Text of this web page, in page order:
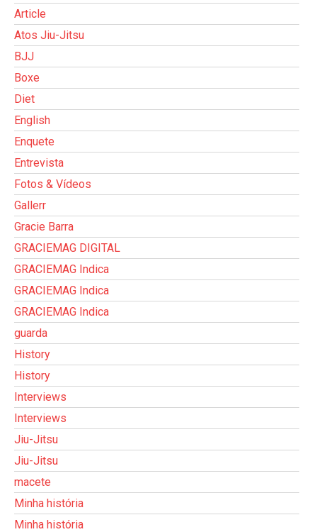
Article
Atos Jiu-Jitsu
BJJ
Boxe
Diet
English
Enquete
Entrevista
Fotos & Vídeos
Gallerr
Gracie Barra
GRACIEMAG DIGITAL
GRACIEMAG Indica
GRACIEMAG Indica
GRACIEMAG Indica
guarda
History
History
Interviews
Interviews
Jiu-Jitsu
Jiu-Jitsu
macete
Minha história
Minha história